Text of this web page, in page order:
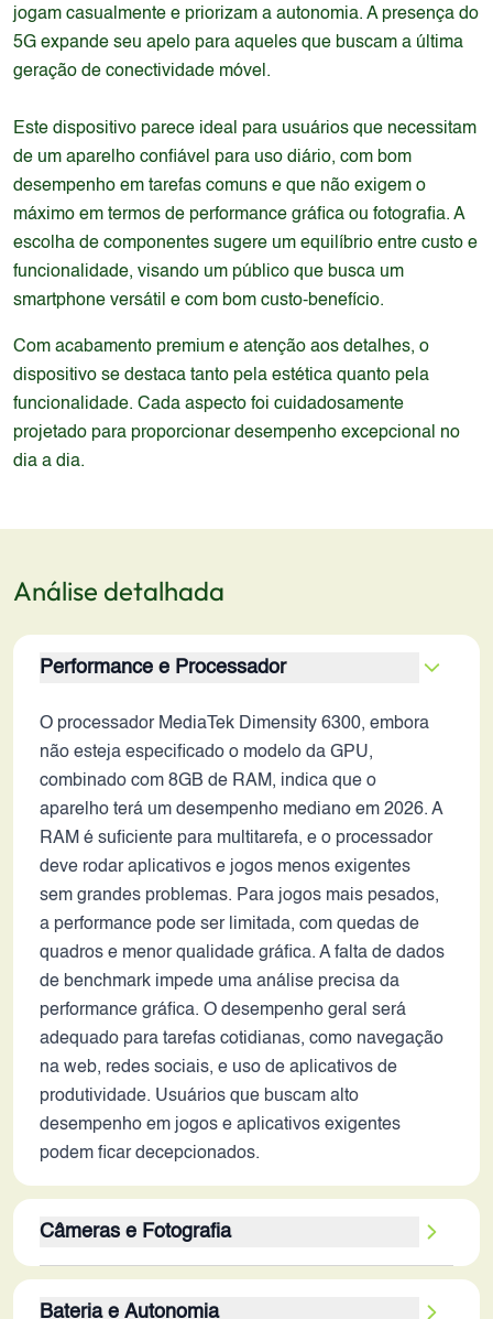
jogam casualmente e priorizam a autonomia. A presença do
5G expande seu apelo para aqueles que buscam a última
geração de conectividade móvel.
Este dispositivo parece ideal para usuários que necessitam
de um aparelho confiável para uso diário, com bom
desempenho em tarefas comuns e que não exigem o
máximo em termos de performance gráfica ou fotografia. A
escolha de componentes sugere um equilíbrio entre custo e
funcionalidade, visando um público que busca um
smartphone versátil e com bom custo-benefício.
Com acabamento premium e atenção aos detalhes, o
dispositivo se destaca tanto pela estética quanto pela
funcionalidade. Cada aspecto foi cuidadosamente
projetado para proporcionar desempenho excepcional no
dia a dia.
Análise detalhada
Performance e Processador
O processador MediaTek Dimensity 6300, embora
não esteja especificado o modelo da GPU,
combinado com 8GB de RAM, indica que o
aparelho terá um desempenho mediano em 2026. A
RAM é suficiente para multitarefa, e o processador
deve rodar aplicativos e jogos menos exigentes
sem grandes problemas. Para jogos mais pesados,
a performance pode ser limitada, com quedas de
quadros e menor qualidade gráfica. A falta de dados
de benchmark impede uma análise precisa da
performance gráfica. O desempenho geral será
adequado para tarefas cotidianas, como navegação
na web, redes sociais, e uso de aplicativos de
produtividade. Usuários que buscam alto
desempenho em jogos e aplicativos exigentes
podem ficar decepcionados.
Câmeras e Fotografia
Bateria e Autonomia